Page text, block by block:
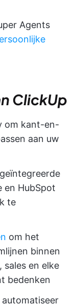
Agents
ClickUp
om kant-en-
aan uw
en HubSpot
te
om het
binnen
sales en elke
bedenken